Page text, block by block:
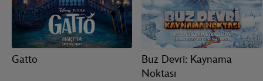
Gatto
Buz Devri: Kaynama
Noktası